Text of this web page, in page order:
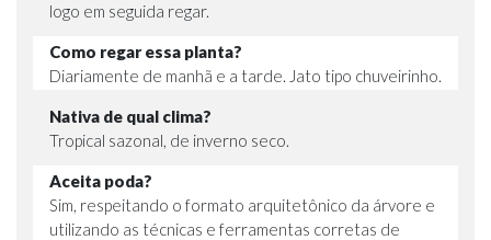
logo em seguida regar.
Como regar essa planta?
Diariamente de manhã e a tarde. Jato tipo chuveirinho.
Nativa de qual clima?
Tropical sazonal, de inverno seco.
Aceita poda?
Sim, respeitando o formato arquitetônico da árvore e
utilizando as técnicas e ferramentas corretas de